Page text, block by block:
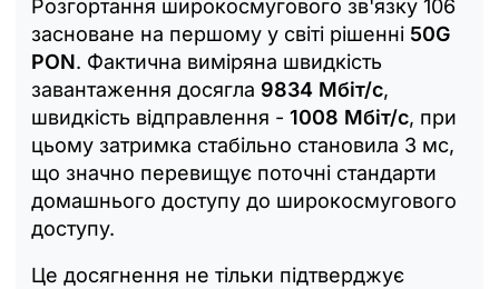
Розгортання широкосмугового зв'язку 106
засноване на першому у світі рішенні 50G
PON. Фактична виміряна швидкість
завантаження досягла 9834 Мбіт/с,
швидкість відправлення - 1008 Мбіт/с, при
цьому затримка стабільно становила 3 мс,
що значно перевищує поточні стандарти
домашнього доступу до широкосмугового
доступу.
Це досягнення не тільки підтверджує